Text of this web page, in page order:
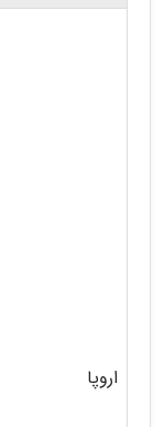
اروپا